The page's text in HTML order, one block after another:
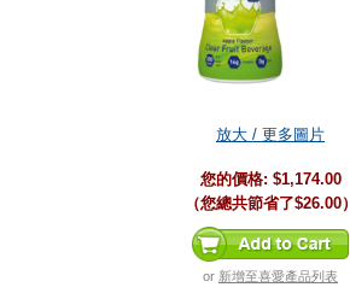
放大 / 更多圖片
您的價格: $1,174.00
（您總共節省了$26.00）
or 新增至喜愛產品列表